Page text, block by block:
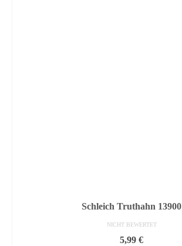
Schleich Truthahn 13900
NICHT BEWERTET
5,99 €